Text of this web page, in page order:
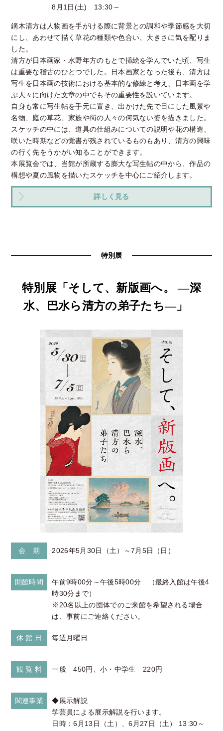
8月1日(土) 13:30～
鏑木清方は人物画を手がける際に背景との調和や季節感を大切
にし、あわせて描く草花の種類や色合い、大きさに気を配りま
した。
清方が日本画家・水野年方のもとで挿絵を学んでいた頃、写生
は重要な稽古のひとつでした。日本画家となった後も、清方は
写生を日本画の技術における基本的な修練と考え、日本画を学
ぶ人々に向けた文章の中でもその重要性を説いています。
自身も常に写生帖を手元に置き、出かけた先で目にした風景や
名物、庭の草花、家族や街の人々の何気ない姿を描きました。
スケッチの中には、道具の仕組みについての説明や花の構造、
咲いた時期などの覚書が残されているものもあり、清方の興味
の行く先をうかがい知ることができます。
本展覧会では、当館が所蔵する膨大な写生帖の中から、作品の
構想や夏の風物を描いたスケッチを中心にご紹介します。
詳しく見る
特別展
特別展「そして、新版画へ。 ―深
水、巴水ら清方の弟子たち―」
会 期 2026年5月30日（土）～7月5日（日）
開館時間
午前9時00分～午後5時00分 （最終入館は午後4
時30分まで）
※20名以上の団体でのご来館を希望される場合
は、事前にご連絡ください。
休 館 日 毎週月曜日
観 覧 料 一般 450円、小・中学生 220円
関連事業
◆展示解説
学芸員による展示解説を行います。
日時：6月13日（土）、6月27日（土） 13:30～